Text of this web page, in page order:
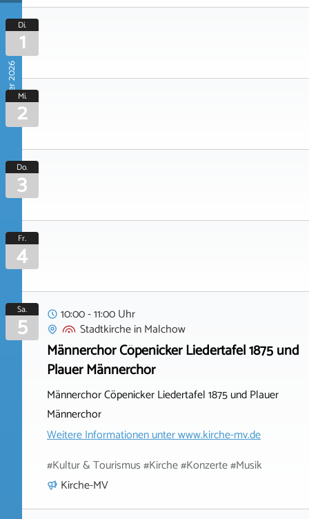
September 2026
Di.
1
Mi.
2
Do.
3
Fr.
4
Sa.
5
10:00 - 11:00 Uhr
StadtkircheinMalchow
Männerchor Cöpenicker Liedertafel 1875 und
Plauer Männerchor
Männerchor Cöpenicker Liedertafel 1875 und Plauer
Männerchor
Weitere Informationen unterwww.kirche-mv.de
#Kultur & Tourismus #Kirche #Konzerte #Musik
Kirche-MV